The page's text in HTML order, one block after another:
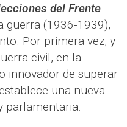
del Frente
guerra (1936-1939),
Por primera vez, y
civil, en la
innovador de superar
una nueva
parlamentaria.